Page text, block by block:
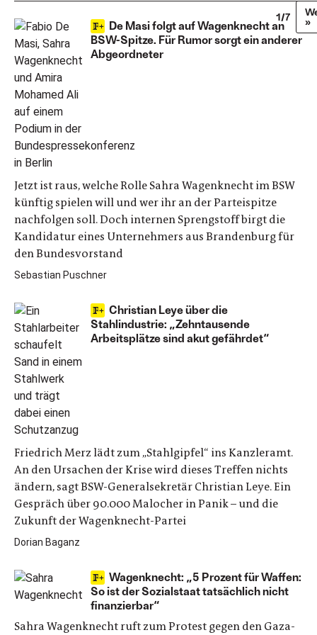
De Masi folgt auf Wagenknecht an
BSW-Spitze. Für Rumor sorgt ein anderer
Abgeordneter
Jetzt ist raus, welche Rolle Sahra Wagenknecht im BSW
künftig spielen will und wer ihr an der Parteispitze
nachfolgen soll. Doch internen Sprengstoff birgt die
Kandidatur eines Unternehmers aus Brandenburg für
den Bundesvorstand
Sebastian Puschner
Christian Leye über die
Stahlindustrie: „Zehntausende
Arbeitsplätze sind akut gefährdet“
Friedrich Merz lädt zum „Stahlgipfel“ ins Kanzleramt.
An den Ursachen der Krise wird dieses Treffen nichts
ändern, sagt BSW-Generalsekretär Christian Leye. Ein
Gespräch über 90.000 Malocher in Panik – und die
Zukunft der Wagenknecht-Partei
Dorian Baganz
Wagenknecht: „5 Prozent für Waffen:
So ist der Sozialstaat tatsächlich nicht
finanzierbar“
Sahra Wagenknecht ruft zum Protest gegen den Gaza-
1/7
»